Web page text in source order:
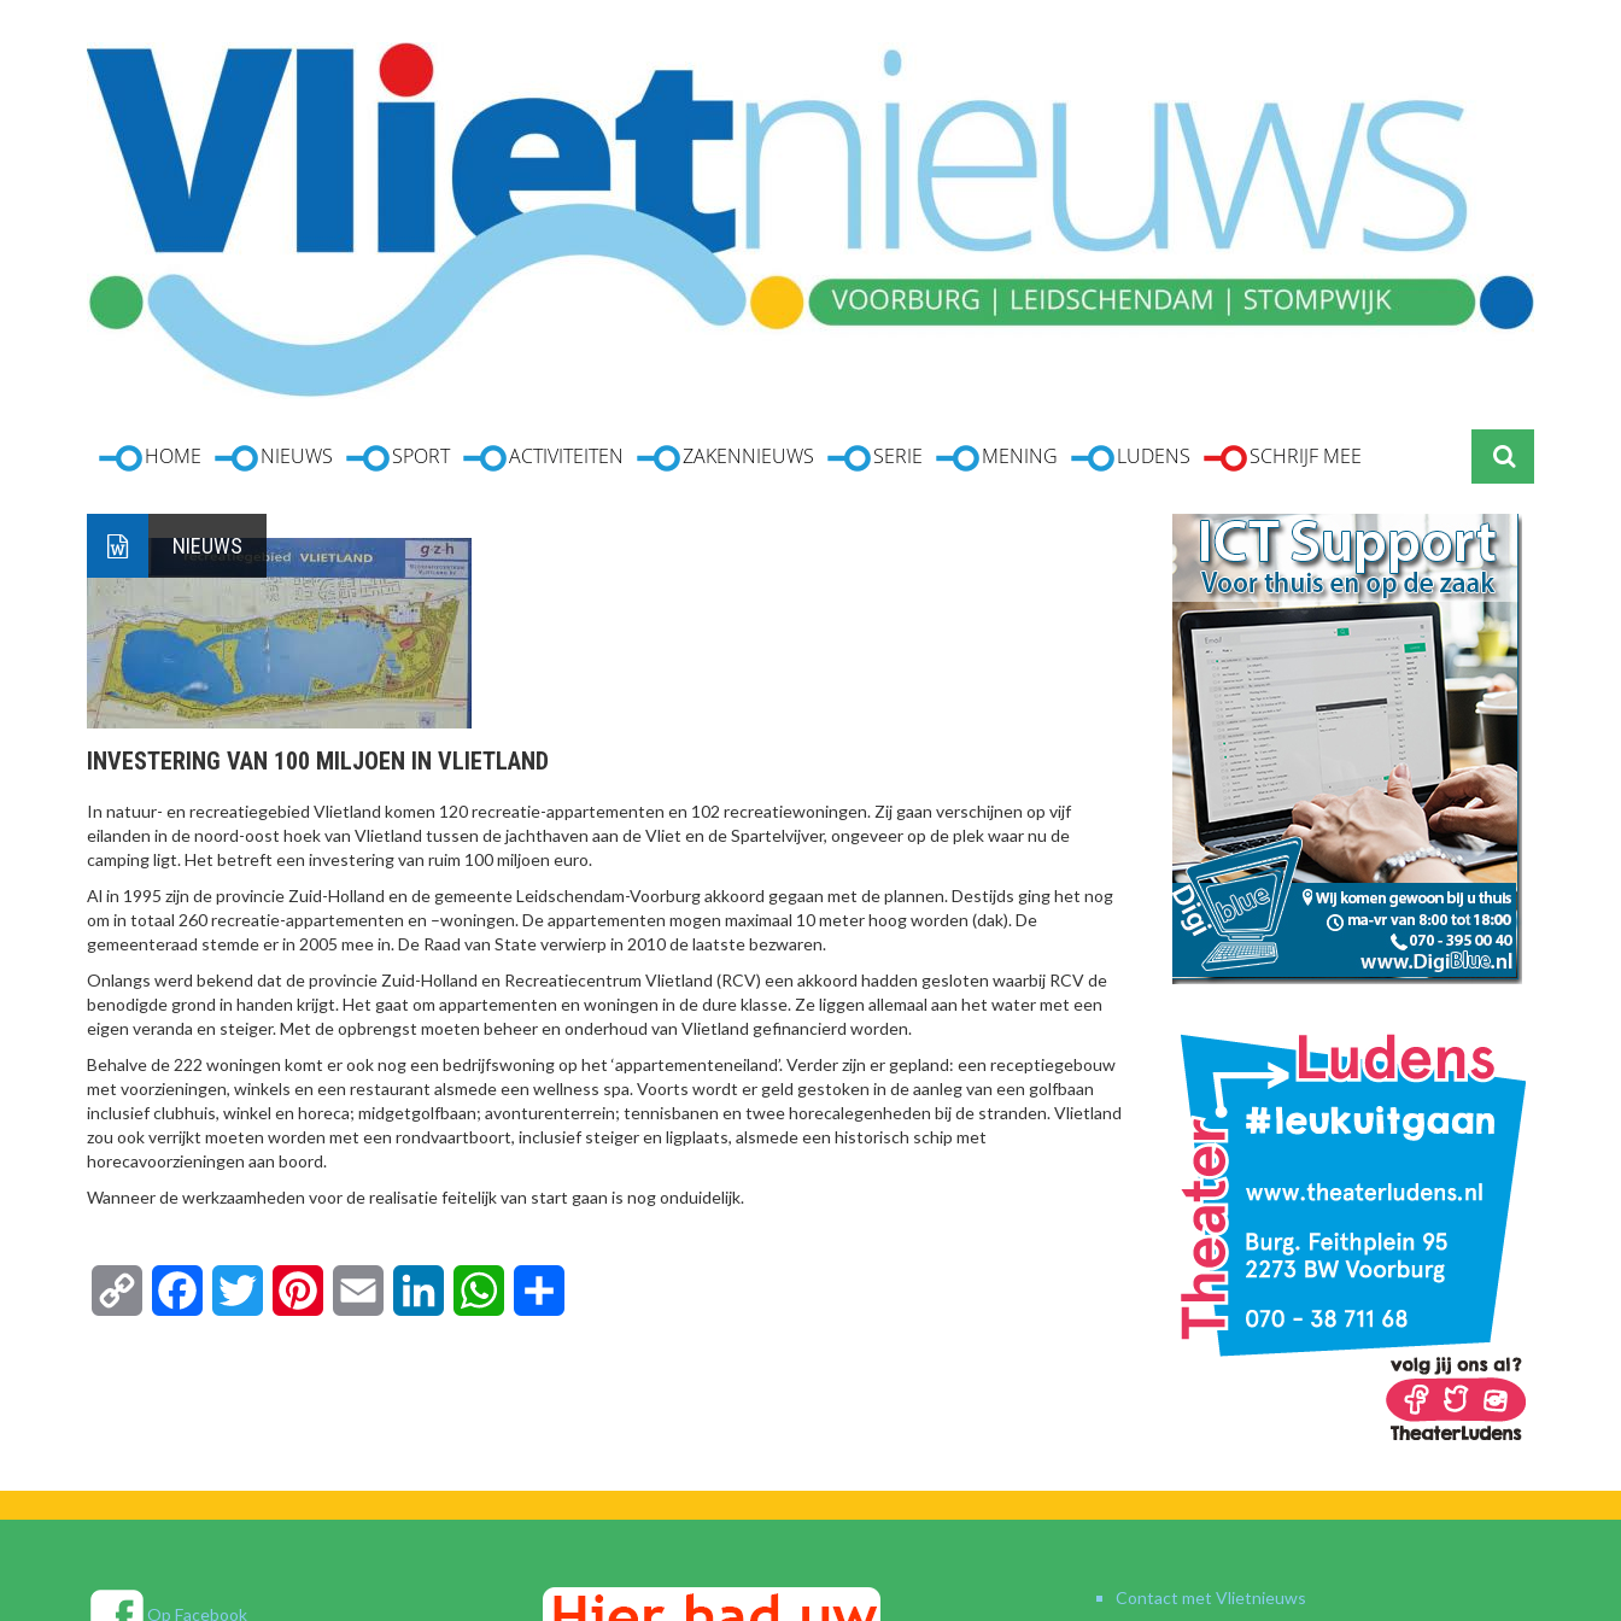
HOME NIEUWS SPORT ACTIVITEITEN ZAKENNIEUWS SERIE MENING LUDENS SCHRIJF MEE
NIEUWS
INVESTERING VAN 100 MILJOEN IN VLIETLAND
In natuur- en recreatiegebied Vlietland komen 120 recreatie-appartementen en 102 recreatiewoningen. Zij gaan verschijnen op vijf
eilanden in de noord-oost hoek van Vlietland tussen de jachthaven aan de Vliet en de Spartelvijver, ongeveer op de plek waar nu de
camping ligt. Het betreft een investering van ruim 100 miljoen euro.
Al in 1995 zijn de provincie Zuid-Holland en de gemeente Leidschendam-Voorburg akkoord gegaan met de plannen. Destijds ging het nog
om in totaal 260 recreatie-appartementen en –woningen. De appartementen mogen maximaal 10 meter hoog worden (dak). De
gemeenteraad stemde er in 2005 mee in. De Raad van State verwierp in 2010 de laatste bezwaren.
Onlangs werd bekend dat de provincie Zuid-Holland en Recreatiecentrum Vlietland (RCV) een akkoord hadden gesloten waarbij RCV de
benodigde grond in handen krijgt. Het gaat om appartementen en woningen in de dure klasse. Ze liggen allemaal aan het water met een
eigen veranda en steiger. Met de opbrengst moeten beheer en onderhoud van Vlietland gefinancierd worden.
Behalve de 222 woningen komt er ook nog een bedrijfswoning op het ‘appartementeneiland’. Verder zijn er gepland: een receptiegebouw
met voorzieningen, winkels en een restaurant alsmede een wellness spa. Voorts wordt er geld gestoken in de aanleg van een golfbaan
inclusief clubhuis, winkel en horeca; midgetgolfbaan; avonturenterrein; tennisbanen en twee horecalegenheden bij de stranden. Vlietland
zou ook verrijkt moeten worden met een rondvaartboort, inclusief steiger en ligplaats, alsmede een historisch schip met
horecavoorzieningen aan boord.
Wanneer de werkzaamheden voor de realisatie feitelijk van start gaan is nog onduidelijk.
Copy FacebookTwitter Pinterest Email LinkedIn WhatsApp
Op Facebook
Contact met Vlietnieuws